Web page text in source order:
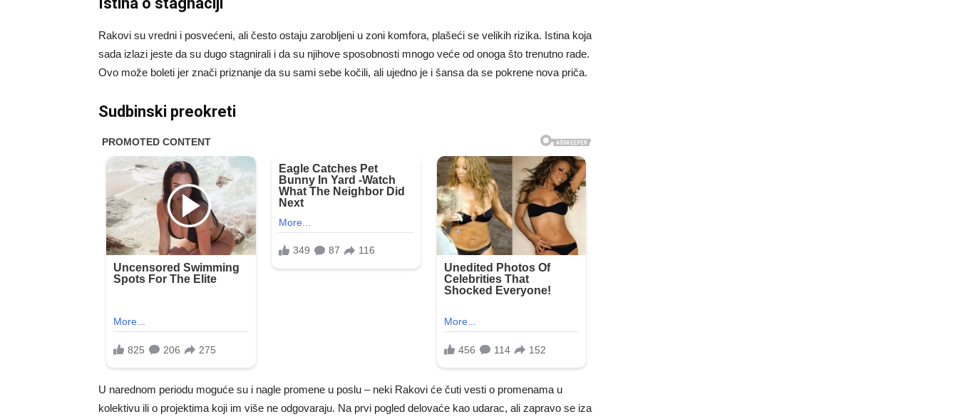
Rakovi su vredni i posvećeni, ali često ostaju zarobljeni u zoni komfora, plašeći se velikih rizika. Istina koja
sada izlazi jeste da su dugo stagnirali i da su njihove sposobnosti mnogo veće od onoga što trenutno rade.
Ovo može boleti jer znači priznanje da su sami sebe kočili, ali ujedno je i šansa da se pokrene nova priča.
Sudbinski preokreti
U narednom periodu moguće su i nagle promene u poslu – neki Rakovi će čuti vesti o promenama u
kolektivu ili o projektima koji im više ne odgovaraju. Na prvi pogled delovaće kao udarac, ali zapravo se iza